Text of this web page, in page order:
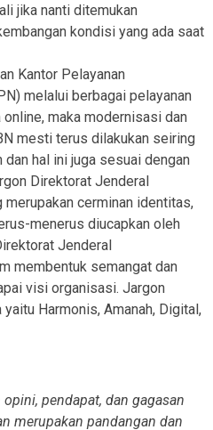
jika nanti ditemukan
kondisi yang ada saat
Kantor Pelayanan
melalui berbagai pelayanan
maka modernisasi dan
mesti terus dilakukan seiring
hal ini juga sesuai dengan
Direktorat Jenderal
merupakan cerminan identitas,
menerus diucapkan oleh
Jenderal
membentuk semangat dan
visi organisasi. Jargon
yaitu Harmonis, Amanah, Digital,
pendapat, dan gagasan
merupakan pandangan dan